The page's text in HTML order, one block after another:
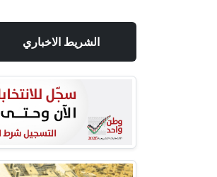
الشريط الاخباري